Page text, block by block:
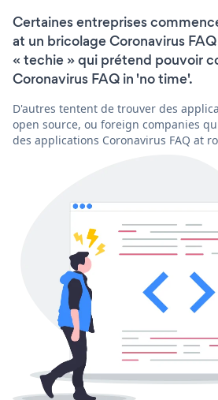
Certaines entreprises
at un bricolage Coronavirus
« techie » qui prétend pouvoir
Coronavirus FAQ in 'no time'.
D'autres tentent de trouver des
open source, ou foreign companies
des applications Coronavirus FAQ at